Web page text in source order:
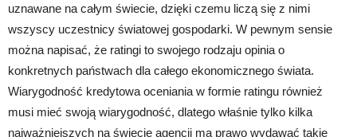
uznawane na całym świecie, dzięki czemu liczą się z nimi
wszyscy uczestnicy światowej gospodarki. W pewnym sensie
można napisać, że ratingi to swojego rodzaju opinia o
konkretnych państwach dla całego ekonomicznego świata.
Wiarygodność kredytowa oceniania w formie ratingu również
musi mieć swoją wiarygodność, dlatego właśnie tylko kilka
najważniejszych na świecie agencji ma prawo wydawać takie